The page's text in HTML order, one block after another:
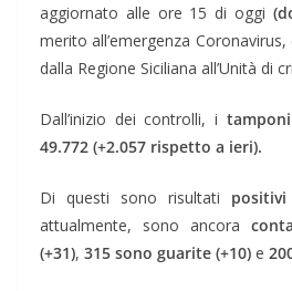
aggiornato alle ore 15 di oggi
merito all’emergenza
dalla Regione Siciliana all’Unità di
Dall’inizio dei controlli, i
49.772 (+2.057 rispetto a ieri).
Di questi sono risultati positivi
attualmente, sono ancora
(+31), 315 sono guarite (+10) e